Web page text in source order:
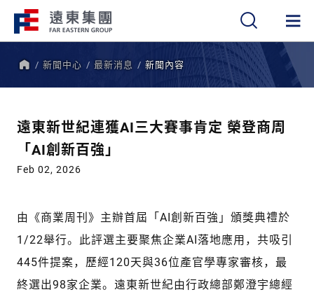
新聞中心 最新消息 新聞內容
遠東新世紀連獲AI三大賽事肯定 榮登商周
「AI創新百強」
Feb 02, 2026
由《商業周刊》主辦首屆「AI創新百強」頒獎典禮於
1/22舉行。此評選主要聚焦企業AI落地應用，共吸引
445件提案，歷經120天與36位產官學專家審核，最
終選出98家企業。遠東新世紀由行政總部鄭澄宇總經